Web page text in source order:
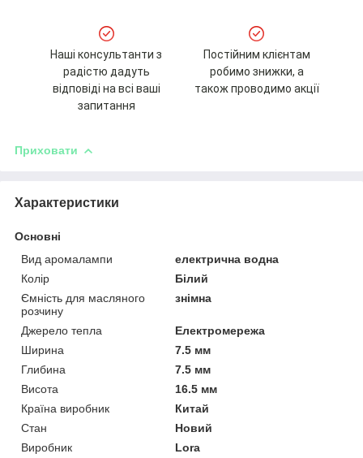
Наші консультанти з
радістю дадуть
відповіді на всі ваші
запитання
Постійним клієнтам
робимо знижки, а
також проводимо акції
Приховати
Характеристики
Основні
Вид аромалампи
електрична водна
Колір
Білий
Ємність для масляного
розчину
знімна
Джерело тепла
Електромережа
Ширина
7.5 мм
Глибина
7.5 мм
Висота
16.5 мм
Країна виробник
Китай
Стан
Новий
Виробник
Lora